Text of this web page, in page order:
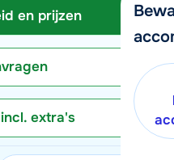
en prijzen
extra's